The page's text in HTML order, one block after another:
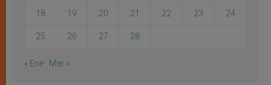
18 19 20 21 22 23 24
25 26 27 28
« Ene Mar »